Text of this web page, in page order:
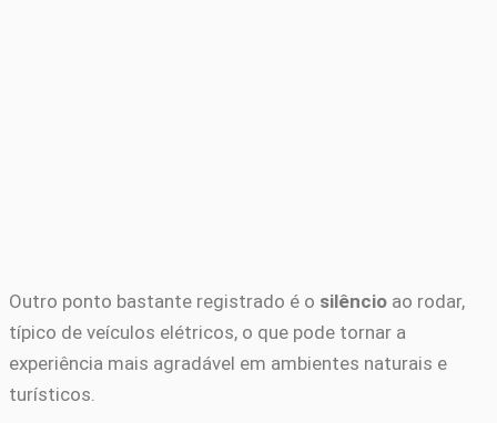
Outro ponto bastante registrado é o silêncio ao rodar,
típico de veículos elétricos, o que pode tornar a
experiência mais agradável em ambientes naturais e
turísticos.